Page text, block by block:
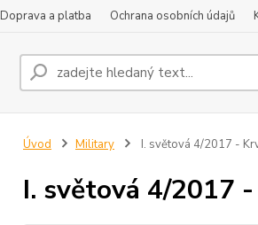
Doprava a platba Ochrana osobních údajů
Úvod Military I. světová 4/2017 -
I. světová 4/2017